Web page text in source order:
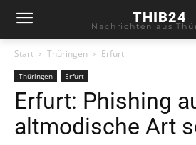
THIB24
Nachrichten aus
Start Thüringen Erfurt
Thüringen Erfurt
Erfurt: Phishing
altmodische Art